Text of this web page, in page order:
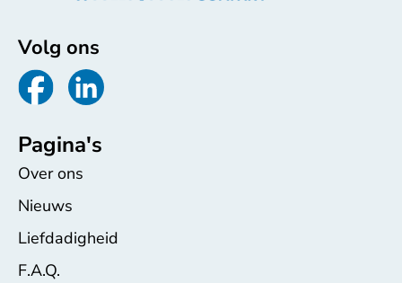
Volg ons
Pagina's
Over ons
Nieuws
Liefdadigheid
F.A.Q.